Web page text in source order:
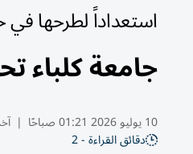
استعداداً لطرحها في خريف
جامعة كلباء
10 يوليو 2026 01:21 صباحًا |
دقائق القراءة - 2